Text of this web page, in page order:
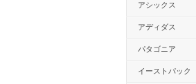
アシックス
アディダス
パタゴニア
イーストパック